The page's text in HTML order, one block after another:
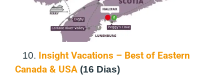
10. Insight Vacations – Best of Eastern
Canada & USA (16 Dias)